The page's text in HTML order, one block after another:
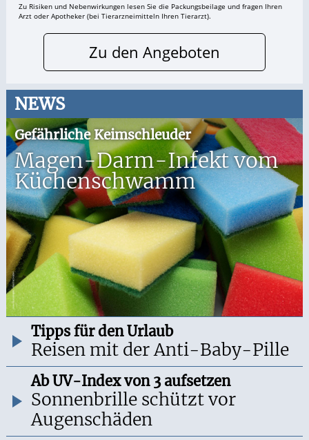
Zu Risiken und Nebenwirkungen lesen Sie die Packungsbeilage und fragen Ihren
Arzt oder Apotheker (bei Tierarzneimitteln Ihren Tierarzt).
Zu den Angeboten
NEWS
Gefährliche Keimschleuder
Magen-Darm-Infekt vom
Küchenschwamm
Tipps für den Urlaub
Reisen mit der Anti-Baby-Pille
Ab UV-Index von 3 aufsetzen
Sonnenbrille schützt vor
Augenschäden